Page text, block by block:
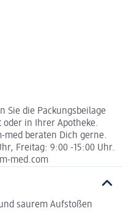
Sie die Packungsbeilage
in Ihrer Apotheke.
med beraten Dich gerne.
Freitag: 9:00 -15:00 Uhr.
med.com
saurem Aufstoßen